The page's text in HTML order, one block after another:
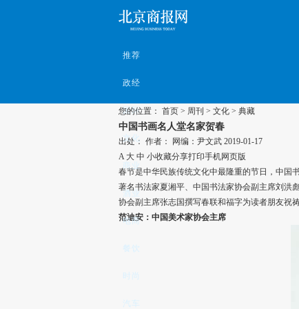
推荐
政经
国际
文化
商业
酒业
电商
餐饮
时尚
汽车
您的位置： 首页 > 周刊 > 文化 > 典藏
中国书画名人堂名家贺春
出处： 作者： 网编：尹文武 2019-01-17
A 大 中 小收藏分享打印手机网页版
春节是中华民族传统文化中最隆重的节日，中国
著名书法家夏湘平、中国书法家协会副主席刘洪
协会副主席张志国撰写春联和福字为读者朋友祝
范迪安：中国美术家协会主席